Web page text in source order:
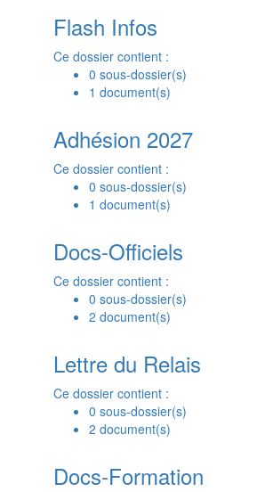
Flash Infos
Ce dossier contient :
0 sous-dossier(s)
1 document(s)
Adhésion 2027
Ce dossier contient :
0 sous-dossier(s)
1 document(s)
Docs-Officiels
Ce dossier contient :
0 sous-dossier(s)
2 document(s)
Lettre du Relais
Ce dossier contient :
0 sous-dossier(s)
2 document(s)
Docs-Formation